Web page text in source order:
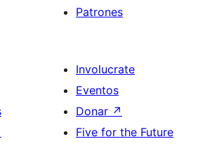
Patrones
Involucrate
Eventos
Donar ↗
Five for the Future